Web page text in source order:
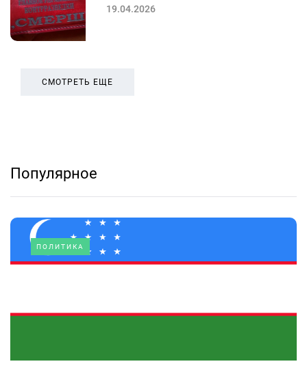
19.04.2026
СМОТРЕТЬ ЕЩЕ
Популярное
ПОЛИТИКА